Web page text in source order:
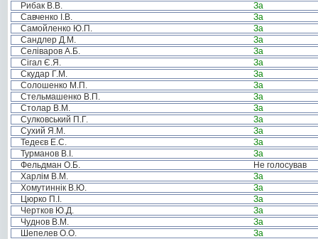
Рибак В.В.
За
Савченко І.В.
За
Самойленко Ю.П.
За
Сандлер Д.М.
За
Селіваров А.Б.
За
Сігал Є.Я.
За
Скудар Г.М.
За
Солошенко М.П.
За
Стельмашенко В.П.
За
Столар В.М.
За
Сулковський П.Г.
За
Сухий Я.М.
За
Тедеєв Е.С.
За
Турманов В.І.
За
Фельдман О.Б.
Не голосував
Харлім В.М.
За
Хомутиннік В.Ю.
За
Цюрко П.І.
За
Чертков Ю.Д.
За
Чуднов В.М.
За
Шепелев О.О.
За